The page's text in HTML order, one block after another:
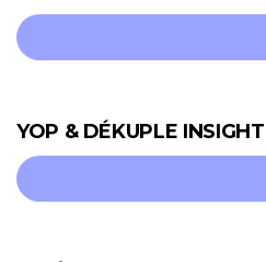
YOP & DÉKUPLE INSIGHT